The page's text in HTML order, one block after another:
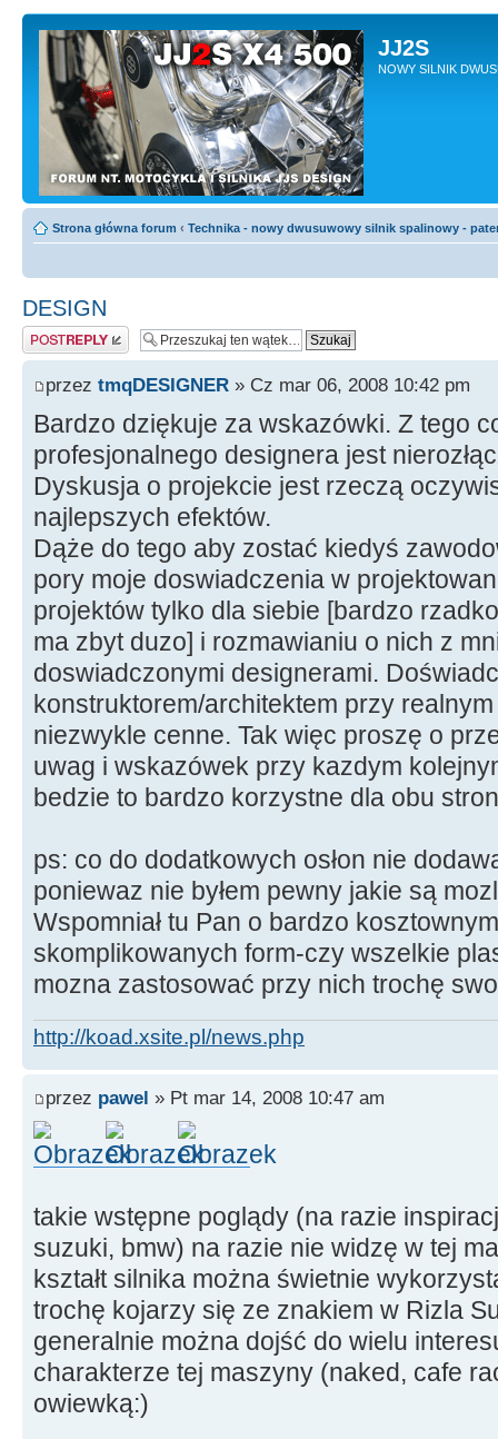
JJ2S
NOWY SILNIK
Strona główna forum ‹ Technika - nowy dwusuwowy silnik spalinowy -
DESIGN
Odpowiedz
przez tmqDESIGNER » Cz mar 06, 2008 10:42 pm
Bardzo dziękuje za wskazówki. Z tego
profesjonalnego designera jest
Dyskusja o projekcie jest rzeczą
najlepszych efektów.
Dąże do tego aby zostać kiedyś
pory moje doswiadczenia w
projektów tylko dla siebie [bardzo
ma zbyt duzo] i rozmawianiu o nich z
doswiadczonymi designerami.
konstruktorem/architektem przy
niezwykle cenne. Tak więc proszę o
uwag i wskazówek przy kazdym
bedzie to bardzo korzystne dla obu
ps: co do dodatkowych osłon nie
poniewaz nie byłem pewny jakie są
Wspomniał tu Pan o bardzo
skomplikowanych form-czy wszelkie
mozna zastosować przy nich trochę
http://koad.xsite.pl/news.php
przez pawel » Pt mar 14, 2008 10:47 am
takie wstępne poglądy (na razie
suzuki, bmw) na razie nie widzę w tej
kształt silnika można świetnie
trochę kojarzy się ze znakiem w Rizla
generalnie można dojść do wielu
charakterze tej maszyny (naked, cafe
owiewką:)